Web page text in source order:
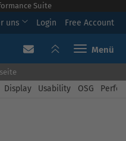
Suite
uns Login Free Account
Toggle
Display Usability OSG